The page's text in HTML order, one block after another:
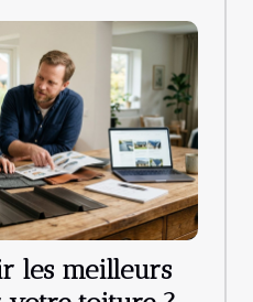
les meilleurs